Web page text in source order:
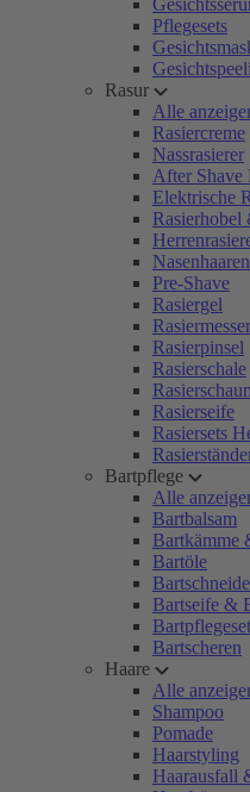
Pflegesets
Rasur
Alle
Rasiercreme
Nassrasierer
After Shave
Elektrische
Rasierhobel
Pre-Shave
Rasiergel
Rasiermesser
Rasierpinsel
Rasierschale
Rasierseife
Rasiersets
Bartpflege
Alle
Bartbalsam
Bartkämme
Bartöle
Bartseife &
Bartscheren
Haare
Alle
Shampoo
Pomade
Haarstyling
Haarausfall